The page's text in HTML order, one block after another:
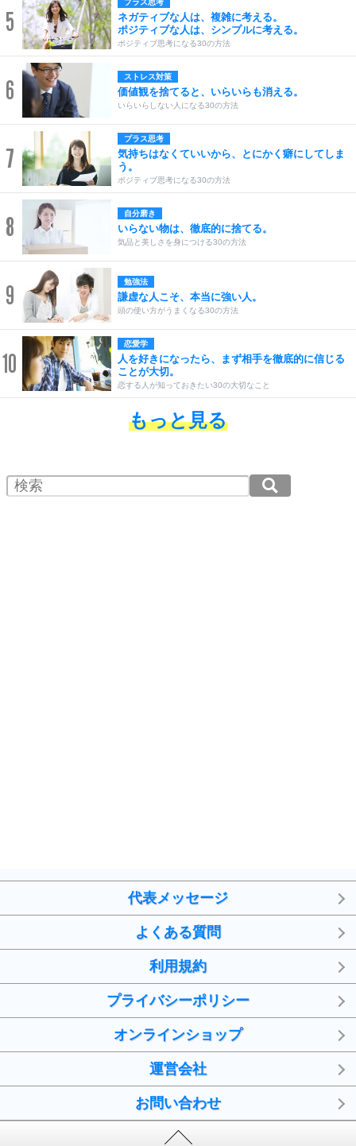
5
プラス思考
ネガティブな人は、複雑に考える。
ポジティブな人は、シンプルに考える。
ポジティブ思考になる30の方法
6 ストレス対策
価値観を捨てると、いらいらも消える。
いらいらしない人になる30の方法
7
プラス思考
気持ちはなくていいから、とにかく癖にしてしま
う。
ポジティブ思考になる30の方法
8 自分磨き
いらない物は、徹底的に捨てる。
気品と美しさを身につける30の方法
9 勉強法
謙虚な人こそ、本当に強い人。
頭の使い方がうまくなる30の方法
10
恋愛学
人を好きになったら、まず相手を徹底的に信じる
ことが大切。
恋する人が知っておきたい30の大切なこと
もっと見る
代表メッセージ
よくある質問
利用規約
プライバシーポリシー
オンラインショップ
運営会社
お問い合わせ